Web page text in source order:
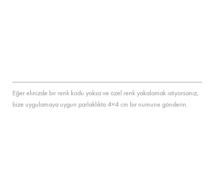
Eğer elinizde bir renk kodu yoksa ve özel renk yakalamak istiyorsanız,
bize uygulamaya uygun parlaklıkta 4×4 cm bir numune gönderin.